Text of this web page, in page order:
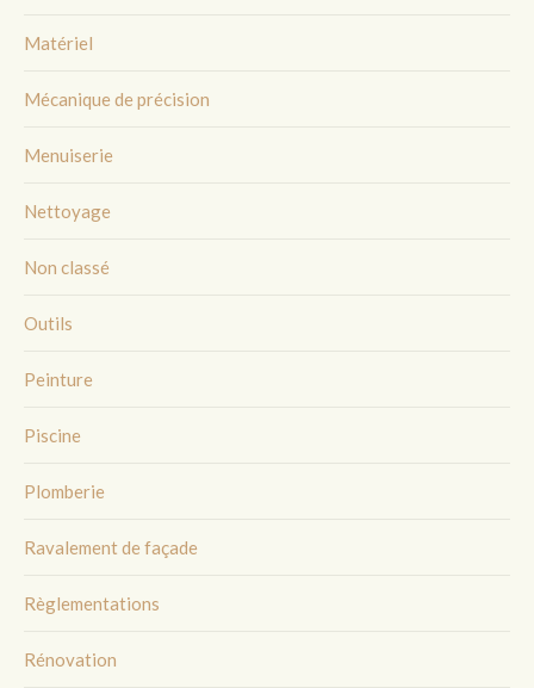
Matériel
Mécanique de précision
Menuiserie
Nettoyage
Non classé
Outils
Peinture
Piscine
Plomberie
Ravalement de façade
Règlementations
Rénovation